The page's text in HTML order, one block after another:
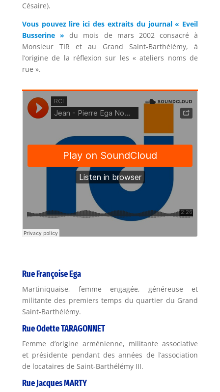
Césaire).
Vous pouvez lire ici des extraits du journal « Eveil
Busserine » du mois de mars 2002 consacré à
Monsieur TIR et au Grand Saint-Barthélémy, à
l’origine de la réflexion sur les « ateliers noms de
rue ».
Rue Françoise Ega
Martiniquaise, femme engagée, généreuse et
militante des premiers temps du quartier du Grand
Saint-Barthélémy.
Rue Odette TARAGONNET
Femme d’origine arménienne, militante associative
et présidente pendant des années de l’association
de locataires de Saint-Barthélémy III.
Rue Jacques MARTY